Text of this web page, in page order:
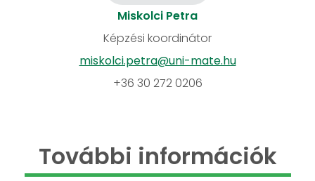
Miskolci Petra
Képzési koordinátor
miskolci.petra@uni-mate.hu
+36 30 272 0206
További információk